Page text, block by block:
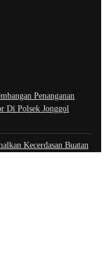
Penanganan
Di Polsek Jonggol
Kecerdasan Buatan